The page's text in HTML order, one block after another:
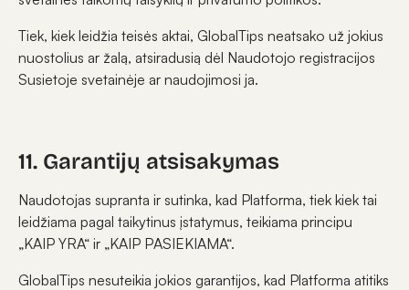
Tiek, kiek leidžia teisės aktai, GlobalTips neatsako už jokius
nuostolius ar žalą, atsiradusią dėl Naudotojo registracijos
Susietoje svetainėje ar naudojimosi ja.
11. Garantijų atsisakymas
Naudotojas supranta ir sutinka, kad Platforma, tiek kiek tai
leidžiama pagal taikytinus įstatymus, teikiama principu
„KAIP YRA“ ir „KAIP PASIEKIAMA“.
GlobalTips nesuteikia jokios garantijos, kad Platforma atitiks